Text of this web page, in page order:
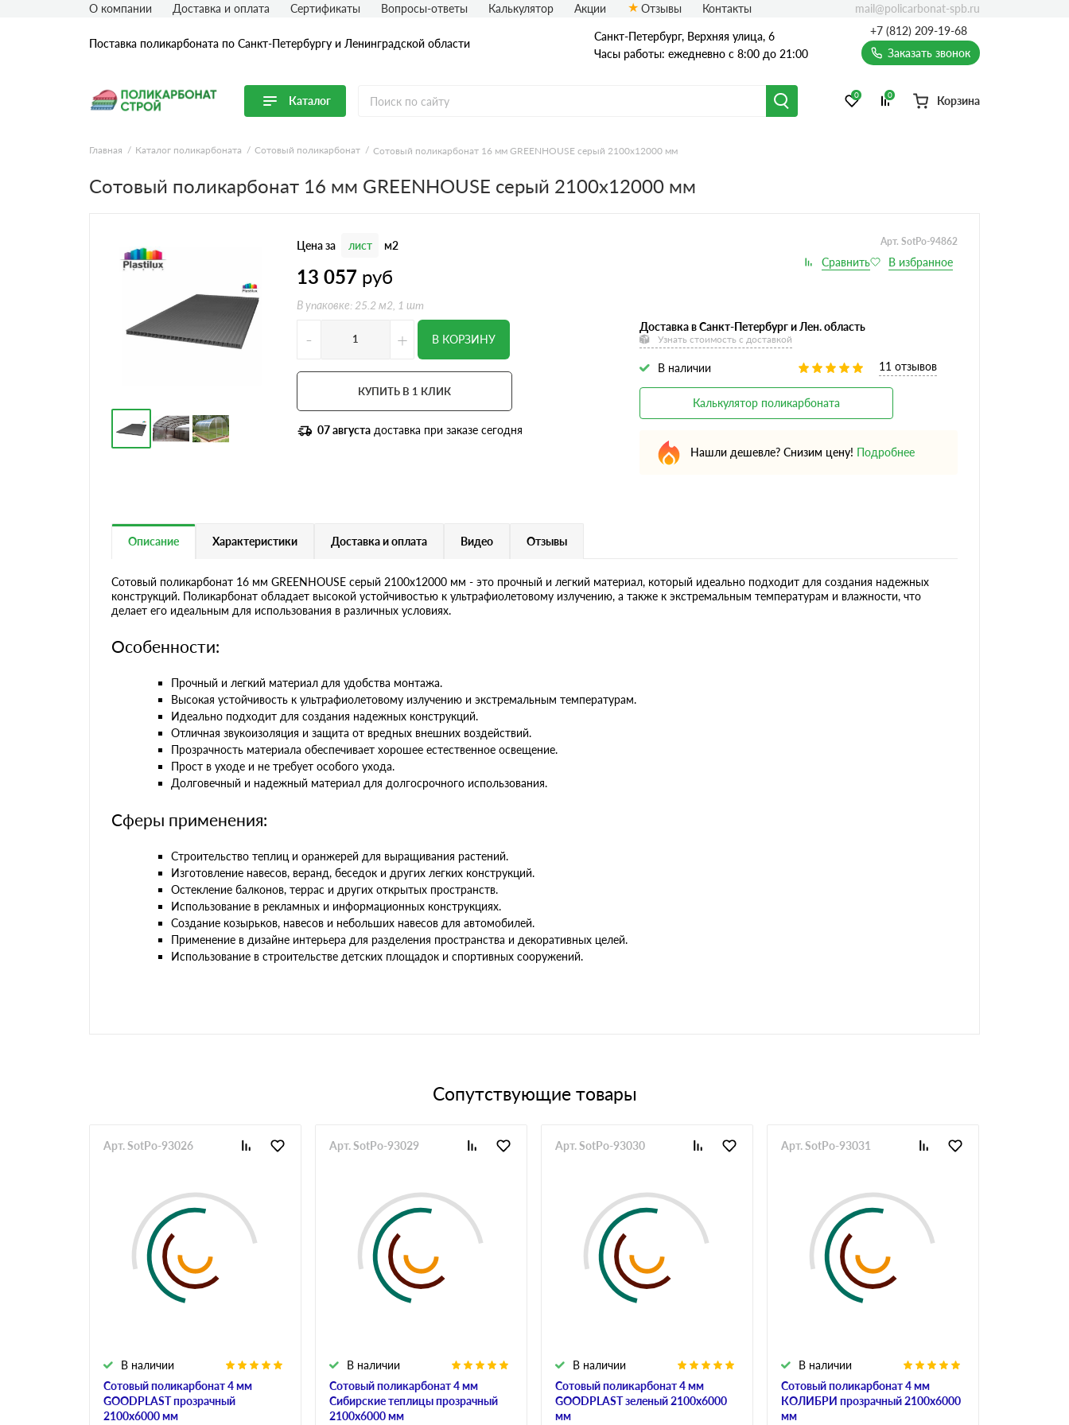
Поставка поликарбоната по Санкт-Петербургу и Ленинградской области
Санкт-Петербург, Верхняя улица, 6
Часы работы: ежедневно с 8:00 до 21:00
+7 (812) 209-19-68
Заказать звонок
Каталог
Перейти в каталог
Продуктовые линейки
Профилированный поликарбонат
Комплектующие для поликарбоната
0 0 Корзина
О компании Доставка и оплата Сертификаты Вопросы-ответы Калькулятор Акции Отзывы Контакты mail@policarbonat-spb.ru
Главная Каталог поликарбоната Сотовый поликарбонат Сотовый поликарбонат 16 мм GREENHOUSE серый 2100х12000 мм
Сотовый поликарбонат 16 мм GREENHOUSE серый 2100х12000 мм
Цена за лист м2
13 057 руб
В упаковке: 25.2 м2, 1 шт
Арт. SotPo-94862
- + В КОРЗИНУ
КУПИТЬ В 1 КЛИК
07 августа доставка при заказе сегодня
Доставка в Санкт-Петербург и Лен. область
Узнать стоимость с доставкой
В наличии 11 отзывов
Калькулятор поликарбоната
Нашли дешевле? Снизим цену! Подробнее
Описание Характеристики Доставка и оплата Видео Отзывы
Сотовый поликарбонат 16 мм GREENHOUSE серый 2100х12000 мм - это прочный и легкий материал, который идеально подходит для создания надежных
конструкций. Поликарбонат обладает высокой устойчивостью к ультрафиолетовому излучению, а также к экстремальным температурам и влажности, что
делает его идеальным для использования в различных условиях.
Особенности:
Прочный и легкий материал для удобства монтажа.
Высокая устойчивость к ультрафиолетовому излучению и экстремальным температурам.
Идеально подходит для создания надежных конструкций.
Отличная звукоизоляция и защита от вредных внешних воздействий.
Прозрачность материала обеспечивает хорошее естественное освещение.
Прост в уходе и не требует особого ухода.
Долговечный и надежный материал для долгосрочного использования.
Сферы применения:
Строительство теплиц и оранжерей для выращивания растений.
Изготовление навесов, веранд, беседок и других легких конструкций.
Остекление балконов, террас и других открытых пространств.
Использование в рекламных и информационных конструкциях.
Создание козырьков, навесов и небольших навесов для автомобилей.
Применение в дизайне интерьера для разделения пространства и декоративных целей.
Использование в строительстве детских площадок и спортивных сооружений.
Сопутствующие товары
Сотовый поликарбонат 4 мм
GOODPLAST прозрачный
2100х6000 мм
В наличии
Арт. SotPo-93026
Сотовый поликарбонат 4 мм
Сибирские теплицы прозрачный
2100х6000 мм
В наличии
Арт. SotPo-93029
Сотовый поликарбонат 4 мм
GOODPLAST зеленый 2100х6000
мм
В наличии
Арт. SotPo-93030
Сотовый поликарбонат 4 мм
КОЛИБРИ прозрачный 2100х6000
мм
В наличии
Арт. SotPo-93031